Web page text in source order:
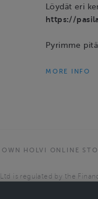
Löydät eri
https://
Pyrimme
MORE INFO
OWN HOLVI ONLINE
is regulated by the